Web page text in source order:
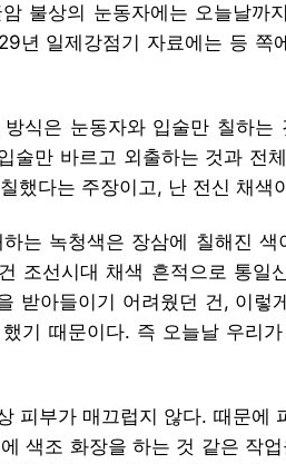
불상의 눈동자에는 오늘날까
년 일제강점기 자료에는 등 쪽
식은 눈동자와 입술만 칠하
술만 바르고 외출하는 것과 전
했다는 주장이고, 난 전신 채색
는 녹청색은 장삼에 칠해진
조선시대 채색 흔적으로 통일
받아들이기 어려웠던 건, 이렇
기 때문이다. 즉 오늘날 우리
피부가 매끄럽지 않다. 때문에
색조 화장을 하는 것 같은 작